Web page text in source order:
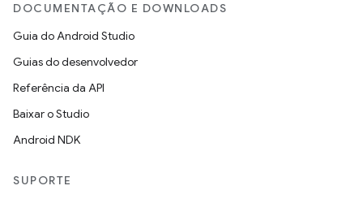
DOCUMENTAÇÃO E DOWNLOADS
Guia do Android Studio
Guias do desenvolvedor
Referência da API
Baixar o Studio
Android NDK
SUPORTE